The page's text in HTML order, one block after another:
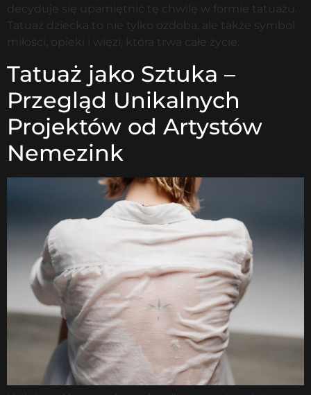
decyduje się upamiętnić tę chwilę w formie tatuażu.
Tatuaż dziecka to nie tylko ozdoba, ale także symbol
miłości, opieki i więzi, która trwa całe życie.
Tatuaż jako Sztuka –
Przegląd Unikalnych
Projektów od Artystów
Nemezink